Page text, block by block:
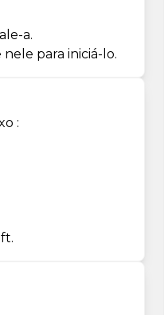
a.
para iniciá-lo.
: